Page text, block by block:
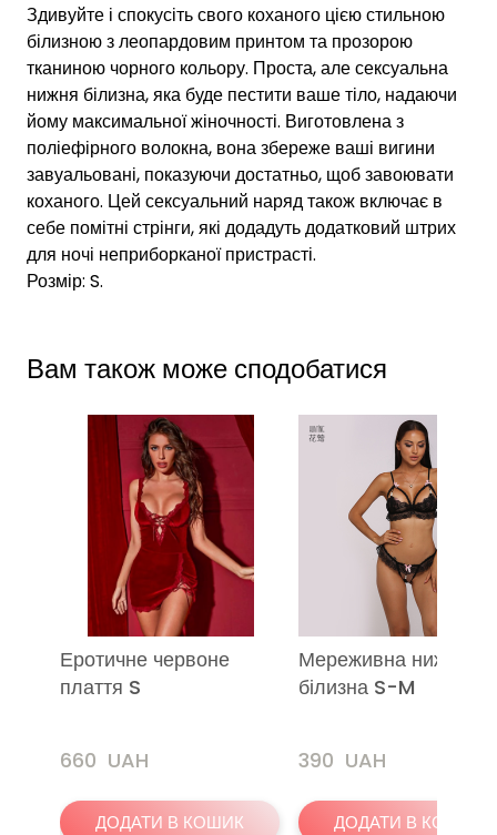
Здивуйте і спокусіть свого коханого цією стильною
білизною з леопардовим принтом та прозорою
тканиною чорного кольору. Проста, але сексуальна
нижня білизна, яка буде пестити ваше тіло, надаючи
йому максимальної жіночності. Виготовлена з
поліефірного волокна, вона збереже ваші вигини
завуальовані, показуючи достатньо, щоб завоювати
коханого. Цей сексуальний наряд також включає в
себе помітні стрінги, які додадуть додатковий штрих
для ночі неприборканої пристрасті.
Розмір: S.
Вам також може сподобатися
Еротичне червоне
плаття S
660  UAH
ДОДАТИ В КОШИК
Мереживна нижня
білизна S-M
390  UAH
ДОДАТИ В КОШИК